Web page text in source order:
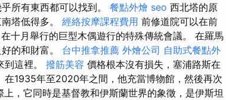
所有東西都可以找到。 餐點外燴 seo 西北塔的原
塔低得多。 經絡按摩課程費用 前修道院可以在前
十月舉行的巨型木偶遊行的特殊傳統會議。 在羅馬
的和財富。 台中推拿推薦 外燴公司 自助式餐點外
這裡。 撥筋美容 價格根本沒有損失，塞浦路斯在
1935年至2020年之間，他充當博物館，然後再次
上，它同時是基督教和伊斯蘭世界的象徵，是伊斯坦